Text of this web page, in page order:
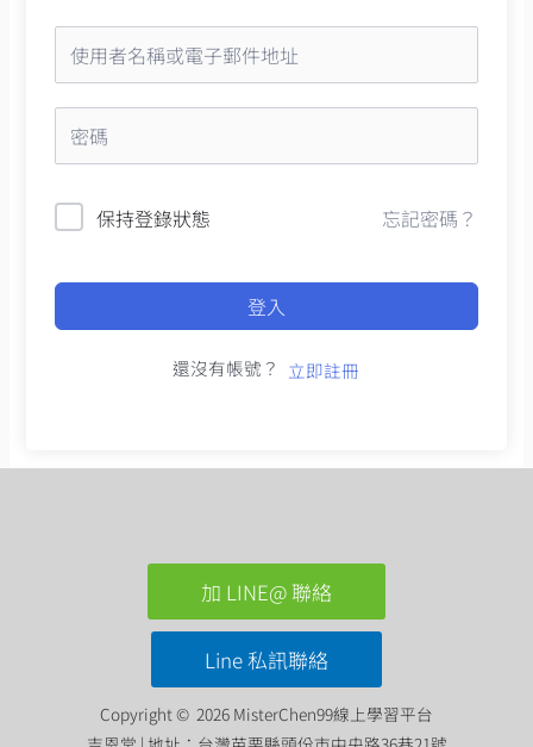
保持登錄狀態 忘記密碼？
登入
還沒有帳號？ 立即註冊
加 LINE@ 聯絡
Line 私訊聯絡
Copyright © 2026 MisterChen99線上學習平台